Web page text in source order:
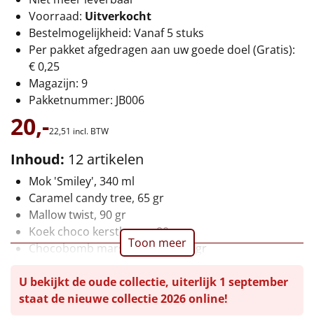
Alle kerstpakketten 2026
Thema
Origineel
Rituals
Luxe
Mannen
Vrouwen
Leuke
Voorraad: Uitverkocht
Bestelmogelijkheid: Vanaf 5 stuks
Per pakket afgedragen aan uw goede doel (Gratis):
€ 0,25
Magazijn: 9
Pakketnummer: JB006
20,-22,51 incl. BTW
Inhoud: 12 artikelen
Mok 'Smiley', 340 ml
Caramel candy tree, 65 gr
Mallow twist, 90 gr
Koek choco kerstboom, 80 gr
Chocobomb marshmallows, 20 gr
Hazelnoot triangle, 110 gr
Hero B'tween reep, 50 gr
Toon meer
U bekijkt de oude collectie, uiterlijk 1 september
staat de nieuwe collectie 2026 online!